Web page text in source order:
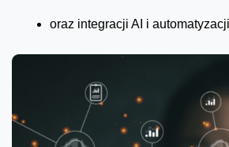
oraz integracji AI i